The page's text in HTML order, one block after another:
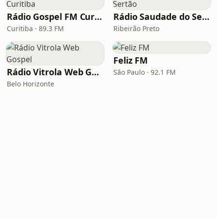
Rádio Gospel FM Curitiba
Curitiba · 89.3 FM
Rádio Saudade do Sertão
Ribeirão Preto
Rádio Vitrola Web Gospel
Belo Horizonte
Feliz FM
São Paulo · 92.1 FM